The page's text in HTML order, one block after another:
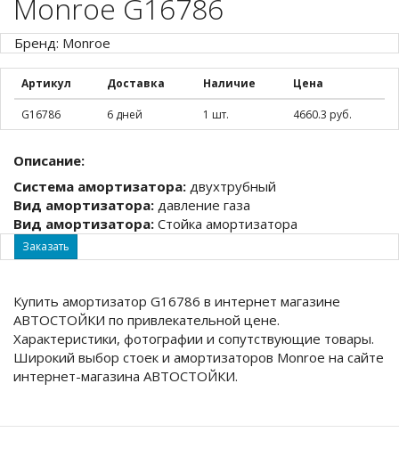
Monroe G16786
Бренд: Monroe
Артикул Доставка Наличие Цена
G16786 6 дней 1 шт. 4660.3 руб.
Описание:
Система амортизатора: двухтрубный
Вид амортизатора: давление газа
Вид амортизатора: Стойка амортизатора
Заказать
Купить амортизатор G16786 в интернет магазине
АВТОСТОЙКИ по привлекательной цене.
Характеристики, фотографии и сопутствующие товары.
Широкий выбор стоек и амортизаторов Monroe на сайте
интернет-магазина АВТОСТОЙКИ.